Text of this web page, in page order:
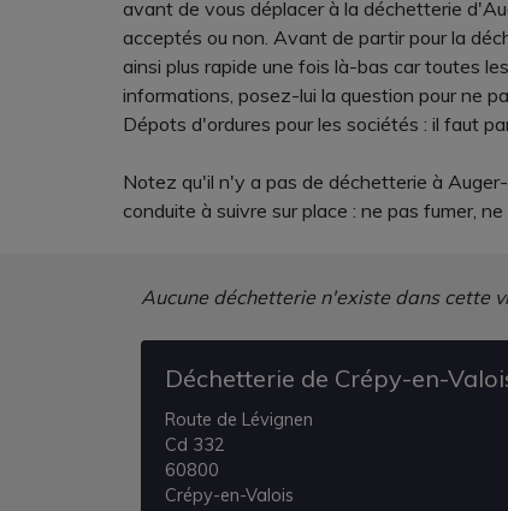
avant de vous déplacer à la déchetterie
acceptés ou non. Avant de partir pour la
ainsi plus rapide une fois là-bas car toutes
informations, posez-lui la question pour ne
Dépots d'ordures pour les sociétés : il faut
Notez qu'il n'y a pas de déchetterie à
conduite à suivre sur place : ne pas fumer,
Aucune déchetterie n'existe dans cette
Déchetterie de Crépy-en-
Route de Lévignen
Cd 332
60800
Crépy-en-Valois